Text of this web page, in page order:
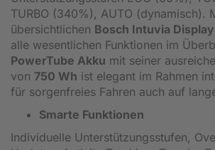
TURBO (340%), AUTO (dynamisch).
übersichtlichen Bosch Intuvia Display
alle wesentlichen Funktionen im
PowerTube Akku mit seiner
von 750 Wh ist elegant im Rahmen
für sorgenfreies Fahren auch auf
Smarte Funktionen
Individuelle Unterstützungsstufen,